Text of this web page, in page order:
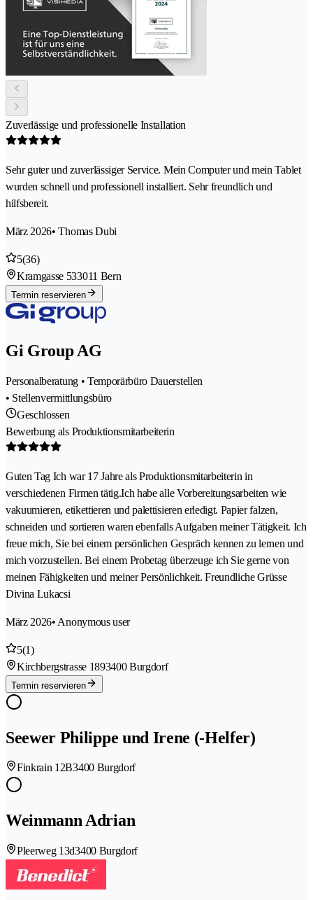
Zuverlässige und professionelle Installation
Sehr guter und zuverlässiger Service. Mein Computer und mein Tablet
wurden schnell und professionell installiert. Sehr freundlich und
hilfsbereit.
März 2026• Thomas Dubi
5(36)
Kramgasse 533011 Bern
Termin reservieren
Gi Group AG
Personalberatung • Temporärbüro Dauerstellen
• Stellenvermittlungsbüro
Geschlossen
Bewerbung als Produktionsmitarbeiterin
Guten Tag Ich war 17 Jahre als Produktionsmitarbeiterin in
verschiedenen Firmen tätig.Ich habe alle Vorbereitungsarbeiten wie
vakuumieren, etikettieren und palettisieren erledigt. Papier falzen,
schneiden und sortieren waren ebenfalls Aufgaben meiner Tätigkeit. Ich
freue mich, Sie bei einem persönlichen Gespräch kennen zu lernen und
mich vorzustellen. Bei einem Probetag überzeuge ich Sie gerne von
meinen Fähigkeiten und meiner Persönlichkeit. Freundliche Grüsse
Divina Lukacsi
März 2026• Anonymous user
5(1)
Kirchbergstrasse 1893400 Burgdorf
Termin reservieren
Seewer Philippe und Irene (-Helfer)
Finkrain 12B3400 Burgdorf
Weinmann Adrian
Pleerweg 13d3400 Burgdorf